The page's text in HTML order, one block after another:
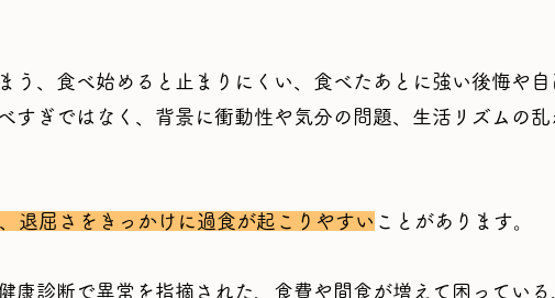
う、食べ始めると止まりにくい、食べたあとに強い後悔や自
すぎではなく、背景に衝動性や気分の問題、生活リズムの乱
退屈さをきっかけに過食が起こりやすい ことがあります。
康診断で異常を指摘された、食費や間食が増えて困ってい